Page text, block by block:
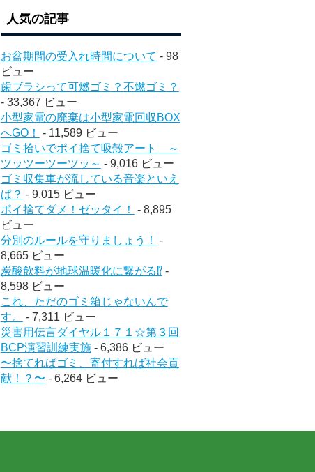
人気の記事
お盆期間の受入れ時間について - 98
ビュー
歯ブラシって可燃ゴミ？不燃ゴミ？
- 33,367 ビュー
小型家電の廃棄は小型家電回収BOX
へGO！
- 11,589 ビュー
ゴミ拾いでポイ捨て吸殻アート ～
ツッツーツーツッ～ - 9,016 ビュー
ゴミ収集車が流している音楽といえ
ば？ - 9,015 ビュー
ポイ捨てダメ！ゼッタイ！
- 8,895
ビュー
分別のルールを守りましょう！
-
8,665 ビュー
炭酸飲料が地球温暖化に繋がる⁉︎-
8,598 ビュー
これ、ただのゴミ箱じゃないんで
す。
- 7,311 ビュー
災害用伝言ダイヤル１７１☆第３回
BCP演習訓練実施- 6,386 ビュー
〜捨てればゴミ、寄付すれば社会貢
献！？〜 - 6,264 ビュー